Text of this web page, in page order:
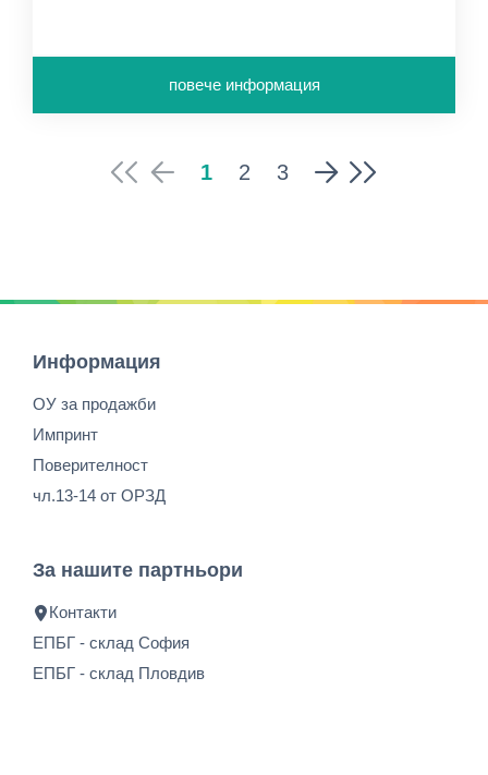
повече информация
1 2 3
Информация
ОУ за продажби
Импринт
Поверителност
чл.13-14 от ОРЗД
За нашите партньори
Контакти
ЕПБГ - склад София
ЕПБГ - склад Пловдив